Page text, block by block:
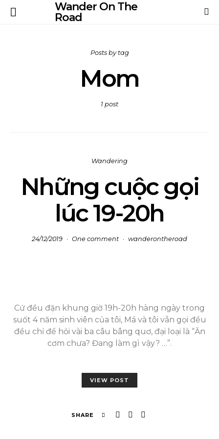
Wander On The
Road
Posts by tag
Mom
1 post
Wandering
Những cuộc gọi
lúc 19-20h
24/12/2019 One comment wanderontheroad
Cứ đều đặn khung giờ 19h-20h hàng ngày trong
suốt 4 năm sinh viên của tôi, Má và tôi vẫn gọi đều
đều chỉ để hỏi vài ba câu bâng quơ, đại loại là “Ăn
cơm chưa? Đang làm gì vậy? …”.
VIEW POST
SHARE